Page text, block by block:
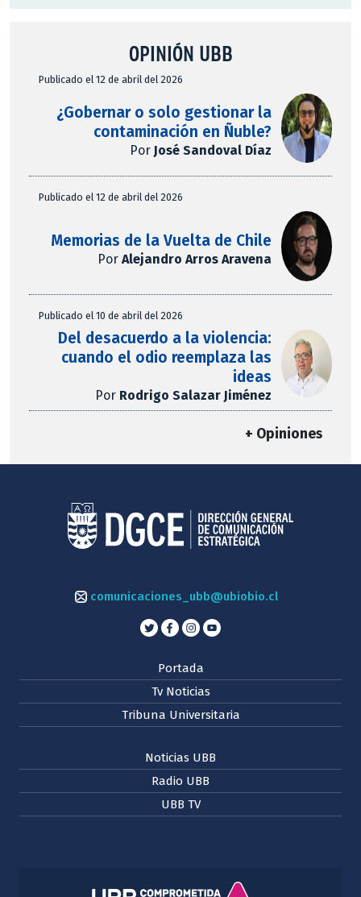
OPINIÓN UBB
Publicado el 12 de abril del 2026
¿Gobernar o solo gestionar la
contaminación en Ñuble?
Por José Sandoval Díaz
Publicado el 12 de abril del 2026
Memorias de la Vuelta de Chile
PorAlejandro Arros Aravena
Publicado el 10 de abril del 2026
Del desacuerdo a la violencia:
cuando el odio reemplaza las
ideas
Por Rodrigo Salazar Jiménez
+ Opiniones
comunicaciones_ubb@ubiobio.cl
Portada
Tv Noticias
Tribuna Universitaria
Noticias UBB
Radio UBB
UBB TV